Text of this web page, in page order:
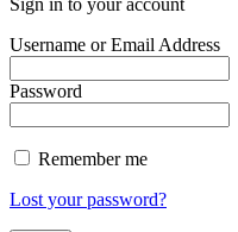
Username or Email Address
Password
Remember me
Lost your password?